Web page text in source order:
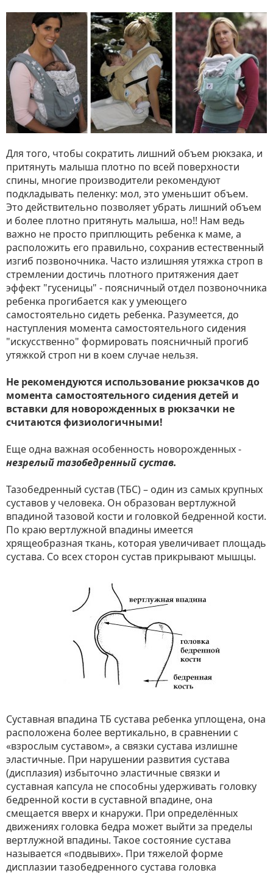
Для того, чтобы сократить лишний объем рюкзака, и
притянуть малыша плотно по всей поверхности
спины, многие производители рекомендуют
подкладывать пеленку: мол, это уменьшит объем.
Это действительно позволяет убрать лишний объем
и более плотно притянуть малыша, но!! Нам ведь
важно не просто приплющить ребенка к маме, а
расположить его правильно, сохранив естественный
изгиб позвоночника. Часто излишняя утяжка строп в
стремлении достичь плотного притяжения дает
эффект "гусеницы" - поясничный отдел позвоночника
ребенка прогибается как у умеющего
самостоятельно сидеть ребенка. Разумеется, до
наступления момента самостоятельного сидения
"искусственно" формировать поясничный прогиб
утяжкой строп ни в коем случае нельзя.
Не рекомендуются использование рюкзачков до
момента самостоятельного сидения детей и
вставки для новорожденных в рюкзачки не
считаются физиологичными!
Еще одна важная особенность новорожденных -
незрелый тазобедренный сустав.
Тазобедренный сустав (ТБС) – один из самых крупных
суставов у человека. Он образован вертлужной
впадиной тазовой кости и головкой бедренной кости.
По краю вертлужной впадины имеется
хрящеобразная ткань, которая увеличивает площадь
сустава. Со всех сторон сустав прикрывают мышцы.
Cуставная впадина ТБ сустава ребенка уплощена, она
расположена более вертикально, в сравнении с
«взрослым суставом», а связки сустава излишне
эластичные. При нарушении развития сустава
(дисплазия) избыточно эластичные связки и
суставная капсула не способны удерживать головку
бедренной кости в суставной впадине, она
смещается вверх и кнаружи. При определённых
движениях головка бедра может выйти за пределы
вертлужной впадины. Такое состояние сустава
называется «подвывих». При тяжелой форме
дисплазии тазобедренного сустава головка